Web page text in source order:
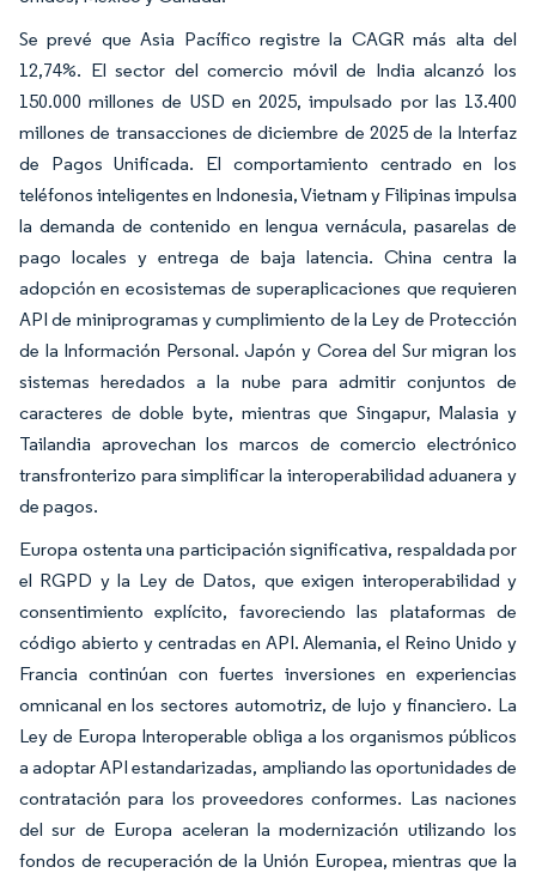
Se prevé que Asia Pacífico registre la CAGR más alta del
12,74%. El sector del comercio móvil de India alcanzó los
150.000 millones de USD en 2025, impulsado por las 13.400
millones de transacciones de diciembre de 2025 de la Interfaz
de Pagos Unificada. El comportamiento centrado en los
teléfonos inteligentes en Indonesia, Vietnam y Filipinas impulsa
la demanda de contenido en lengua vernácula, pasarelas de
pago locales y entrega de baja latencia. China centra la
adopción en ecosistemas de superaplicaciones que requieren
API de miniprogramas y cumplimiento de la Ley de Protección
de la Información Personal. Japón y Corea del Sur migran los
sistemas heredados a la nube para admitir conjuntos de
caracteres de doble byte, mientras que Singapur, Malasia y
Tailandia aprovechan los marcos de comercio electrónico
transfronterizo para simplificar la interoperabilidad aduanera y
de pagos.
Europa ostenta una participación significativa, respaldada por
el RGPD y la Ley de Datos, que exigen interoperabilidad y
consentimiento explícito, favoreciendo las plataformas de
código abierto y centradas en API. Alemania, el Reino Unido y
Francia continúan con fuertes inversiones en experiencias
omnicanal en los sectores automotriz, de lujo y financiero. La
Ley de Europa Interoperable obliga a los organismos públicos
a adoptar API estandarizadas, ampliando las oportunidades de
contratación para los proveedores conformes. Las naciones
del sur de Europa aceleran la modernización utilizando los
fondos de recuperación de la Unión Europea, mientras que la